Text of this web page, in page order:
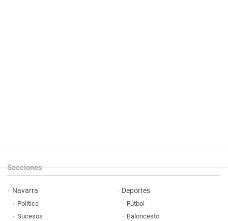
Secciones
Navarra
Política
Sucesos
Deportes
Fútbol
Baloncesto